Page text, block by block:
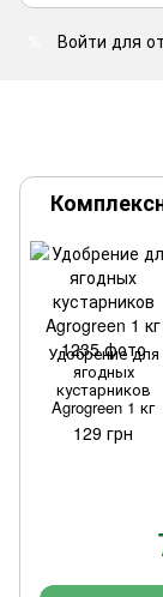
Войти для
Удобрение для
ягодных
кустарников
Agrogreen 1 кг
129 грн